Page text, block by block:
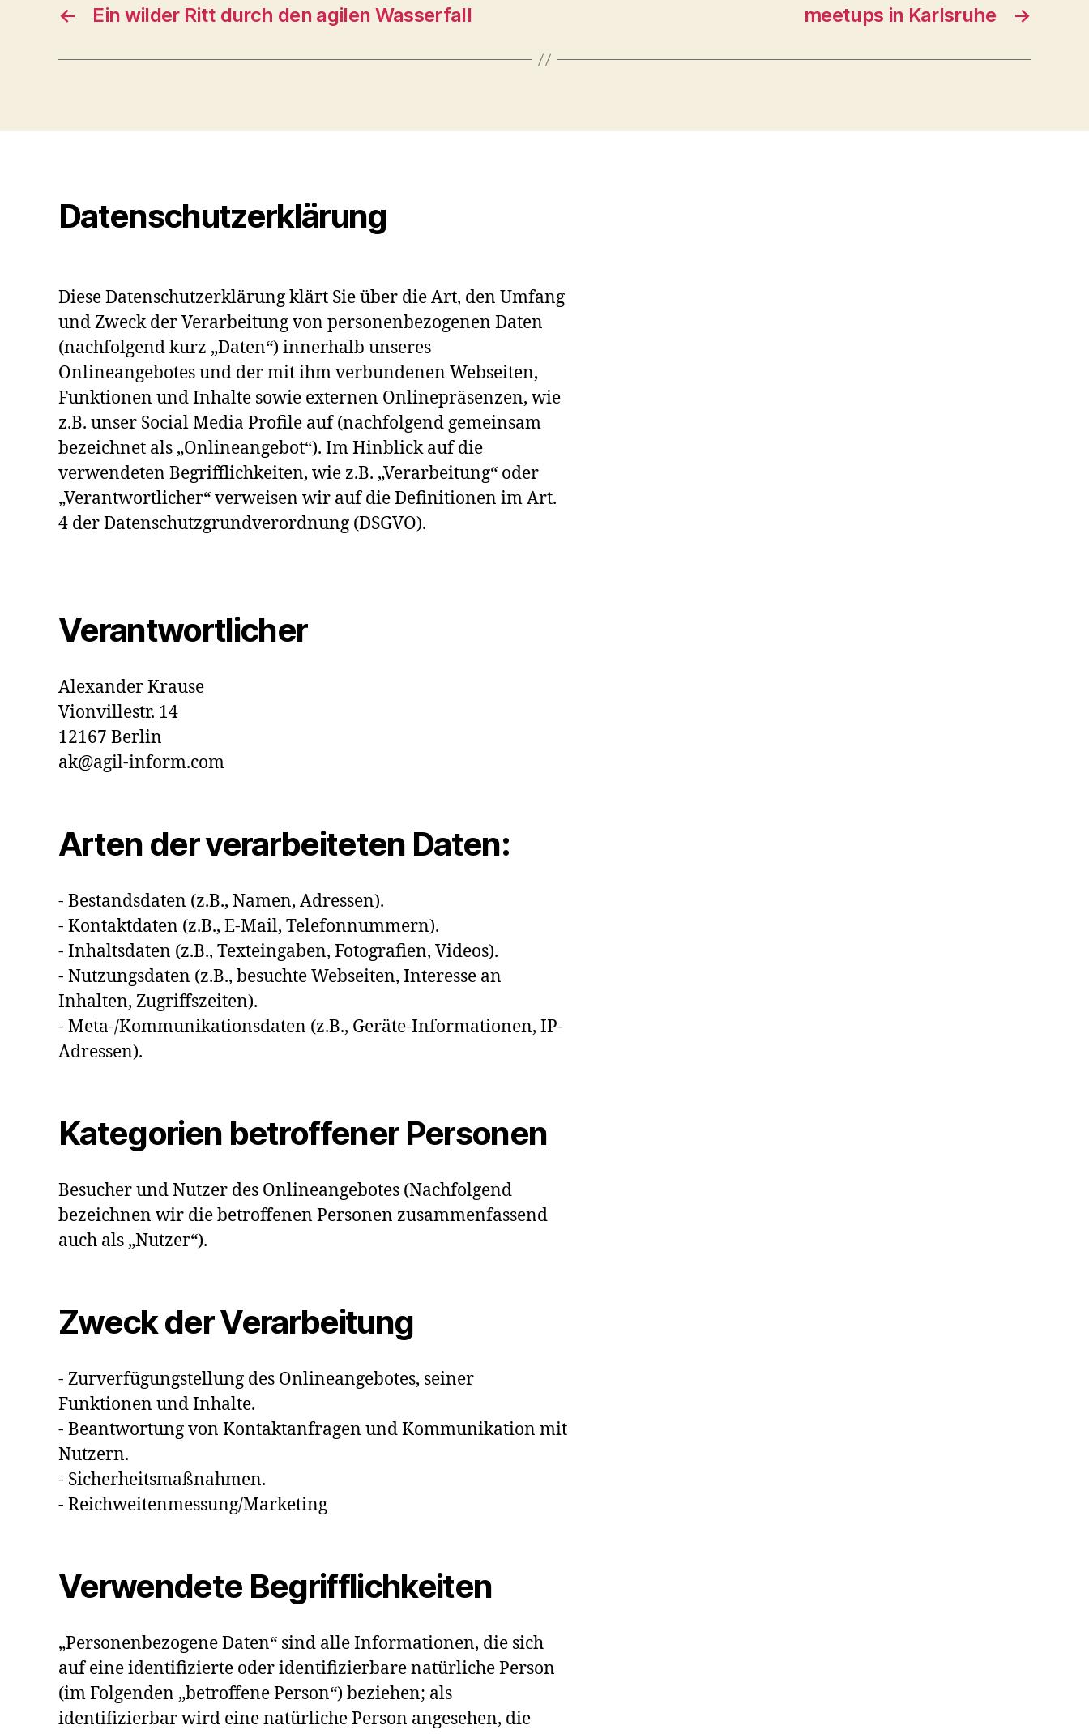
← Ein wilder Ritt durch den agilen Wasserfall →
meetups in Karlsruhe
Datenschutzerklärung
Diese Datenschutzerklärung klärt Sie über die Art, den Umfang
und Zweck der Verarbeitung von personenbezogenen Daten
(nachfolgend kurz „Daten“) innerhalb unseres
Onlineangebotes und der mit ihm verbundenen Webseiten,
Funktionen und Inhalte sowie externen Onlinepräsenzen, wie
z.B. unser Social Media Profile auf (nachfolgend gemeinsam
bezeichnet als „Onlineangebot“). Im Hinblick auf die
verwendeten Begrifflichkeiten, wie z.B. „Verarbeitung“ oder
„Verantwortlicher“ verweisen wir auf die Definitionen im Art.
4 der Datenschutzgrundverordnung (DSGVO).
Verantwortlicher
Alexander Krause
Vionvillestr. 14
12167 Berlin
ak@agil-inform.com
Arten der verarbeiteten Daten:
- Bestandsdaten (z.B., Namen, Adressen).
- Kontaktdaten (z.B., E-Mail, Telefonnummern).
- Inhaltsdaten (z.B., Texteingaben, Fotografien, Videos).
- Nutzungsdaten (z.B., besuchte Webseiten, Interesse an
Inhalten, Zugriffszeiten).
- Meta-/Kommunikationsdaten (z.B., Geräte-Informationen, IP-
Adressen).
Kategorien betroffener Personen
Besucher und Nutzer des Onlineangebotes (Nachfolgend
bezeichnen wir die betroffenen Personen zusammenfassend
auch als „Nutzer“).
Zweck der Verarbeitung
- Zurverfügungstellung des Onlineangebotes, seiner
Funktionen und Inhalte.
- Beantwortung von Kontaktanfragen und Kommunikation mit
Nutzern.
- Sicherheitsmaßnahmen.
- Reichweitenmessung/Marketing
Verwendete Begrifflichkeiten
„Personenbezogene Daten“ sind alle Informationen, die sich
auf eine identifizierte oder identifizierbare natürliche Person
(im Folgenden „betroffene Person“) beziehen; als
identifizierbar wird eine natürliche Person angesehen, die